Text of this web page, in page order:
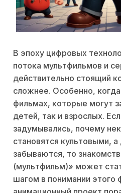
В эпоху цифровых
потока мультфильмов и
действительно стоящий
сложнее. Особенно,
фильмах, которые могут
детей, так и взрослых.
задумывались, почему
становятся культовыми,
забываются, то
(мультфильм)» может
шагом в понимании этого